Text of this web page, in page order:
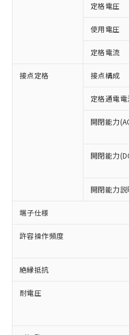
定格電圧
使用電圧
定格電流
接点定格 接点構成
定格通電電
開閉能力
開閉能力
開閉能力説
端子仕様
許容操作頻度
絶縁抵抗
耐電圧
ご利用条件
以下の条件をお読
ご利用ください。
本サービスは
商品の当社在
(税抜)を提供
当社制御機器
本サービスの
ことをご了承
在庫状況およ
記載している
タに基づき作
覧された時点
準価格とは異
※1 対応状況
対応済み：EU
非含有に対応した製
対応予定：EU
有に対応した製品
対応予定なし：EU
非含有に非対応の
定はありません。
調査・確認中：EU
非含有の対応状況
非該当品：ライセン
害物質有無と関係
仕入先様の事情によ
いたものが、含有
むを得ず変更する
鉛(Pb) 1000ppm以下、
六価クロム(Cr(Ⅵ))
類(PBB) 1000ppm以下、
(PBDE) 1000ppm以下、
※1 中国RoHS○×
「○」：最大均質材
基準値以下であるこ
「×」：最大均質材
基準値を超えてい
「－」：未確認で
い合わせください。
*中国RoHS10物質の基準
Pb(鉛) :1000ppm、 Hg(
Cr(Ⅵ)(六価クロム) :
当社は、これ
為替および外
（以下｢規制
国政府の輸出
可)を取得する